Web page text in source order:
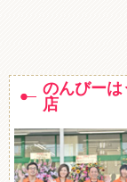
のんびーは
店